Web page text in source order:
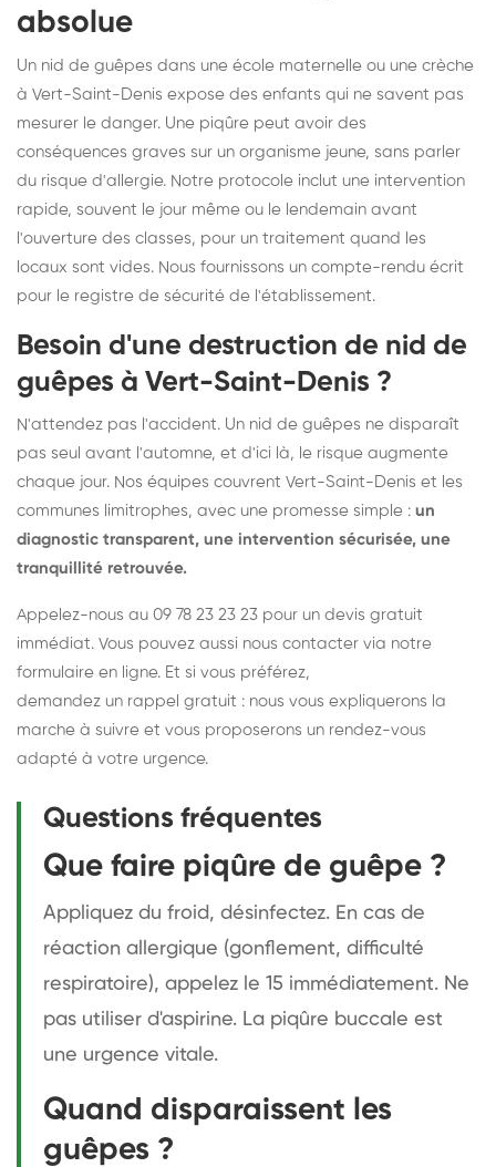
absolue
Un nid de guêpes dans une école maternelle ou une crèche
à Vert-Saint-Denis expose des enfants qui ne savent pas
mesurer le danger. Une piqûre peut avoir des
conséquences graves sur un organisme jeune, sans parler
du risque d'allergie. Notre protocole inclut une intervention
rapide, souvent le jour même ou le lendemain avant
l'ouverture des classes, pour un traitement quand les
locaux sont vides. Nous fournissons un compte-rendu écrit
pour le registre de sécurité de l'établissement.
Besoin d'une destruction de nid de
guêpes à Vert-Saint-Denis ?
N'attendez pas l'accident. Un nid de guêpes ne disparaît
pas seul avant l'automne, et d'ici là, le risque augmente
chaque jour. Nos équipes couvrent Vert-Saint-Denis et les
communes limitrophes, avec une promesse simple : un
diagnostic transparent, une intervention sécurisée, une
tranquillité retrouvée.
Appelez-nous au 09 78 23 23 23 pour un devis gratuit
immédiat. Vous pouvez aussi nous contacter via notre
formulaire en ligne. Et si vous préférez,
demandez un rappel gratuit : nous vous expliquerons la
marche à suivre et vous proposerons un rendez-vous
adapté à votre urgence.
Questions fréquentes
Que faire piqûre de guêpe ?
Appliquez du froid, désinfectez. En cas de
réaction allergique (gonflement, difficulté
respiratoire), appelez le 15 immédiatement. Ne
pas utiliser d'aspirine. La piqûre buccale est
une urgence vitale.
Quand disparaissent les
guêpes ?